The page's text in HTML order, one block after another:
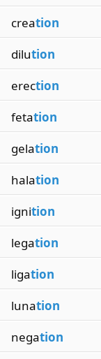
creation
dilution
erection
fetation
gelation
halation
ignition
legation
ligation
lunation
negation